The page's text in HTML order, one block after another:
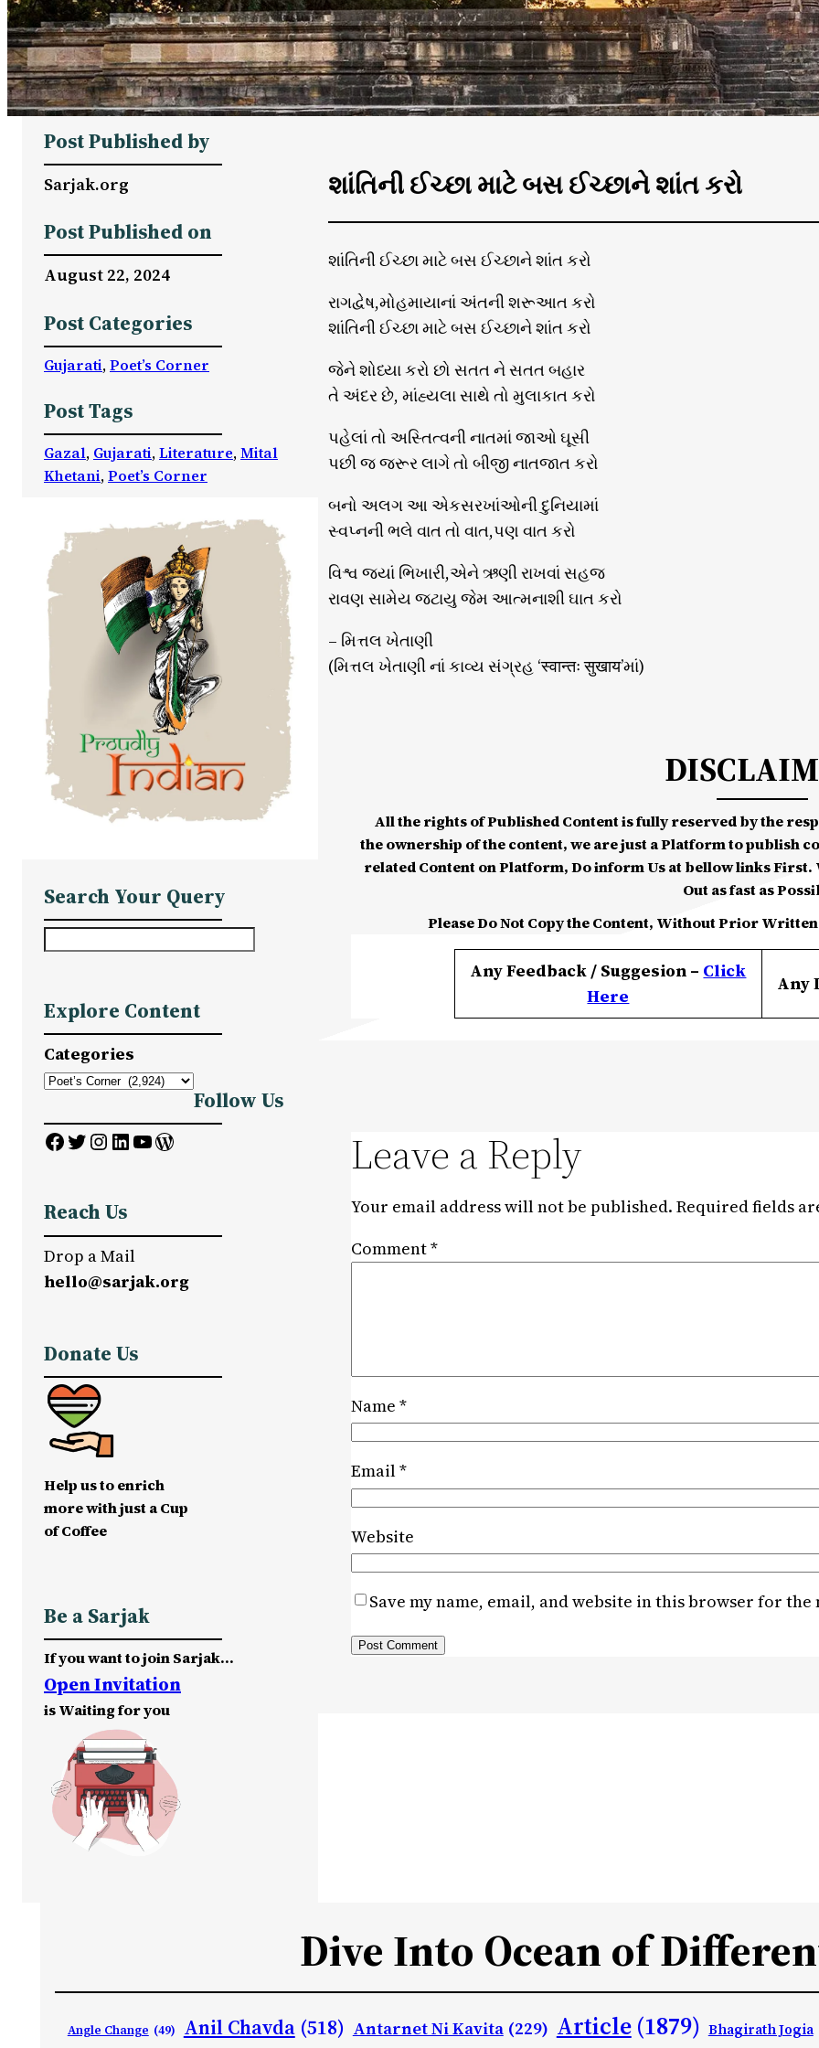
Post Published by
Sarjak.org
Post Published on
August 22, 2024
Post Categories
Gujarati, Poet’s Corner
Post Tags
Gazal, Gujarati, Literature, Mital
Khetani, Poet’s Corner
Search Your Query
r
c
h
Explore Content
Categories
Follow Us
Facebook Twitter InstagramLinkedIn YouTube WordPress
Reach Us
Drop a Mail
hello@sarjak.org
Donate Us
Help us to enrich
more with just a Cup
of Coffee
Be a Sarjak
If you want to join Sarjak…
Open Invitation
is Waiting for you
શાંતિની ઈચ્છા માટે બસ ઈચ્છાને શાંત કરો
શાંતિની ઈચ્છા માટે બસ ઈચ્છાને શાંત કરો
રાગદ્વેષ,મોહમાયાનાં અંતની શરૂઆત કરો
શાંતિની ઈચ્છા માટે બસ ઈચ્છાને શાંત કરો
જેને શોધ્યા કરો છો સતત ને સતત બહાર
તે અંદર છે, માંહ્યલા સાથે તો મુલાકાત કરો
પહેલાં તો અસ્તિત્વની નાતમાં જાઓ ઘૂસી
પછી જ જરૂર લાગે તો બીજી નાતજાત કરો
બનો અલગ આ એકસરખાંઓની દુનિયામાં
સ્વપ્નની ભલે વાત તો વાત,પણ વાત કરો
વિશ્વ જ્યાં ભિખારી,એને ઋણી રાખવાં સહજ
રાવણ સામેય જટાયુ જેમ આત્મનાશી ઘાત કરો
– મિત્તલ ખેતાણી
(મિત્તલ ખેતાણી નાં કાવ્ય સંગ્રહ ‘स्वान्तः सुखाय’માં)
All the rights of Published Content is fully reserved by the
the ownership of the content, we are just a Platform to publish
related Content on Platform, Do inform Us at bellow links First.
Out as fast as
Please Do Not Copy the Content, Without Prior
Any Feedback / Suggesion – Click
Here
Any
Leave a Reply
Your email address will not be published. Required fields
Comment*
Name *
Email*
Website
Save my name, email, and website in this browser for
Dive Into Ocean of
Angle Change (49) Anil Chavda (518) Antarnet Ni Kavita (229) Article (1879) Bhagirath Jogia